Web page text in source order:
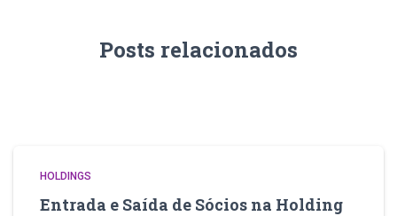
Posts relacionados
HOLDINGS
Entrada e Saída de Sócios na Holding